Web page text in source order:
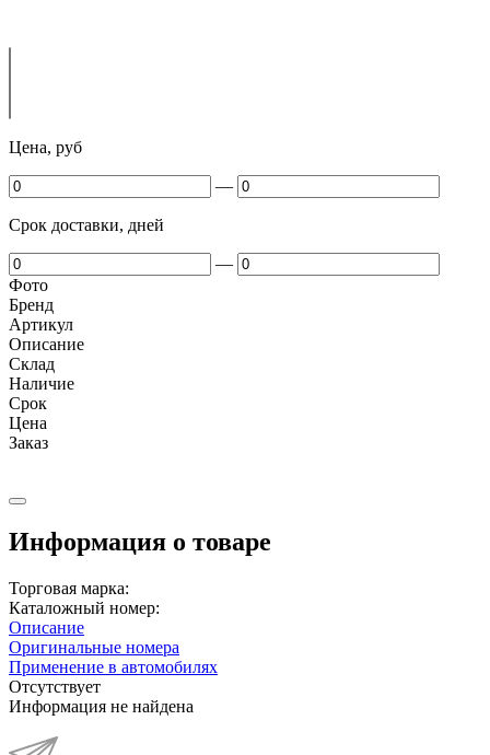
Цена, руб
—
Срок доставки, дней
—
Фото
Бренд
Артикул
Описание
Cклад
Наличие
Срок
Цена
Заказ
Информация о товаре
Торговая марка:
Каталожный номер:
Описание
Оригинальные номера
Применение в автомобилях
Отсутствует
Информация не найдена